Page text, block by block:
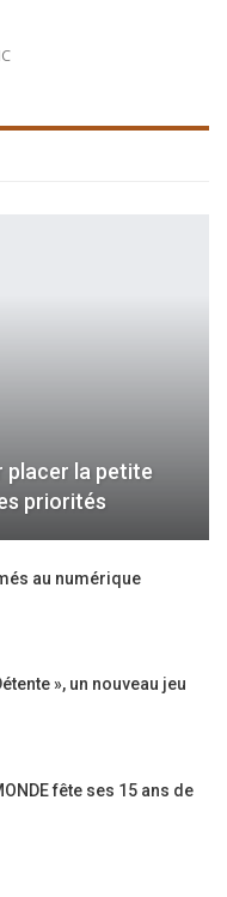
placer la petite
priorités
au numérique
», un nouveau jeu
fête ses 15 ans de